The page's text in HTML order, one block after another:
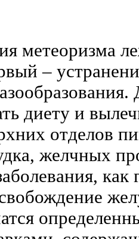
метеоризма
–
диету и
отделов
желчных
как